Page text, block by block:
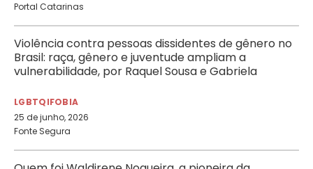
Portal Catarinas
Violência contra pessoas dissidentes de gênero no
Brasil: raça, gênero e juventude ampliam a
vulnerabilidade, por Raquel Sousa e Gabriela
LGBTQIFOBIA
25 de junho, 2026
Fonte Segura